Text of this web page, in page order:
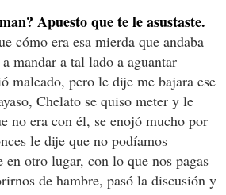
Apuesto que te le asustaste.
cómo era esa mierda que andaba
mandar a tal lado a aguantar
maleado, pero le dije me bajara ese
Chelato se quiso meter y le
no era con él, se enojó mucho por
le dije que no podíamos
en otro lugar, con lo que nos pagas
de hambre, pasó la discusión y